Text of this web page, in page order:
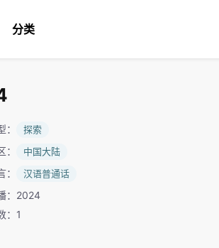
分类
： 探索
： 中国大陆
： 汉语普通话
：2024
：1